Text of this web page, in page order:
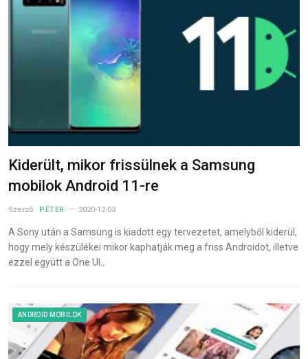
Kiderült, mikor frissülnek a Samsung
mobilok Android 11-re
Szerző: PÉTER 2020-12-03
A Sony után a Samsung is kiadott egy tervezetet, amelyből kiderül,
hogy mely készülékei mikor kaphatják meg a friss Androidot, illetve
ezzel együtt a One UI…
ANDROID MOBILOK